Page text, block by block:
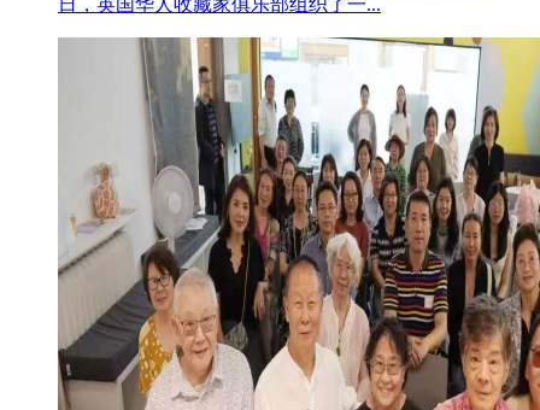
日，英国华人收藏家俱乐部组织了一...